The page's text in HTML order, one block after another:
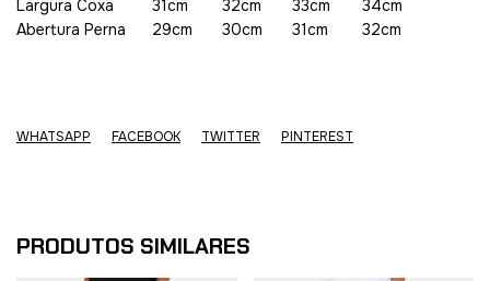
Largura Coxa
31cm 32cm 33cm
34cm
Abertura Perna
29cm 30cm 31cm 32cm
WHATSAPP FACEBOOK TWITTER PINTEREST
PRODUTOS SIMILARES